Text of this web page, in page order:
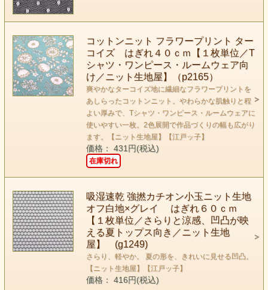
コットンニット フラワープリント ター
コイズ はぎれ４０ｃｍ【１枚単位／T
シャツ・ワンピース・ルームウェア向
け／ニット生地屋】（p2165）
爽やかなターコイズ地に繊細なフラワープリントを
あしらったコットンニット。やわらかな肌触りと程
よい厚みで、Tシャツ・ワンピース・ルームウェアに
使いやすい一枚。2色展開で作品づくりの幅も広がり
ます。【ニット生地屋】【江戸ッ子】
価格： 431円(税込)
在庫切れ
吸湿速乾 強撚カチオン小玉ニット生地
オフ白地×グレイ はぎれ６０ｃｍ
【１枚単位／さらりと涼感、凹凸が映
える夏トップス向き／ニット生地
屋】 (g1249)
さらり、軽やか。 夏の形を、きれいに見せる凹凸。
【ニット生地屋】【江戸ッ子】
価格： 416円(税込)